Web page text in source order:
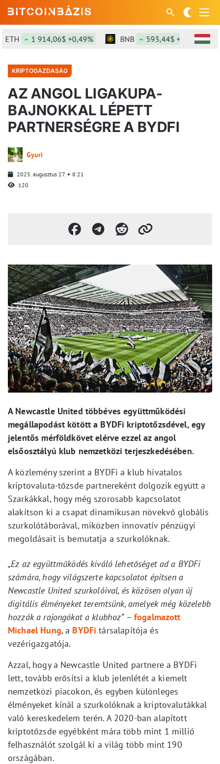
1 914,06$ +0,49% BNB 593,44$ +1,07%
KRIPTOGAZDASÁG
AZ ANGOL LIGAKUPA-
BAJNOKKAL LÉPETT
PARTNERSÉGRE A BYDFI
Gyuri
2025. augusztus 27.
8:21
120
A Newcastle United többéves együttműködési
megállapodást kötött a BYDFi kriptotőzsdével, egy
jelentős mérföldkövet elérve ezzel az angol
elsőosztályú klub nemzetközi terjeszkedésében.
A közlemény szerint a BYDFi a klub hivatalos
kriptovaluta-tőzsde partnereként dolgozik együtt a
Szarkákkal, hogy még szorosabb kapcsolatot
alakítson ki a csapat dinamikusan növekvő globális
szurkolótáborával, miközben innovatív pénzügyi
megoldásait is bemutatja a szurkolóknak.
„Ez az együttműködés kiváló lehetőséget ad a BYDFi
számára, hogy világszerte kapcsolatot építsen a
Newcastle United szurkolóival, és közösen olyan új
digitális élményeket teremtsünk, amelyek még közelebb
hozzák a rajongókat a klubhoz”– fogalmazott
Michael Hung, a BYDFi társalapítója és
vezérigazgatója.
Azzal, hogy a Newcastle United partnere a BYDFi
lett, tovább erősítsi a klub jelenlétét a kiemelt
nemzetközi piacokon, és egyben különleges
élményeket kínál a szurkolóknak a kriptovalutákkal
való kereskedelem terén. A 2020-ban alapított
kriptotőzsde egyébként mára több mint 1 millió
felhasználót szolgál ki a világ több mint 190
országában.